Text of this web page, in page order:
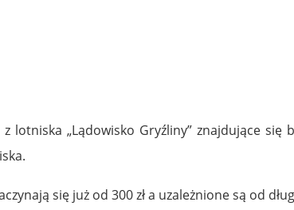
lotniska „Lądowisko Gryźliny” znajdujące
się już od 300 zł a uzależnione są od